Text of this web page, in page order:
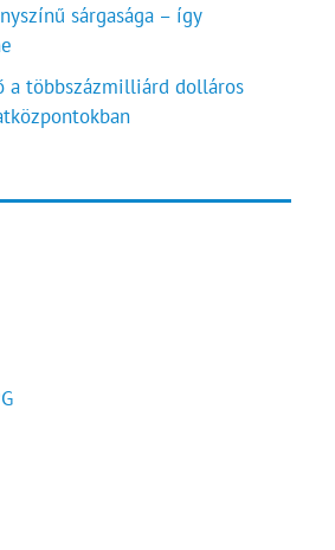
sárgasága – így
a többszázmilliárd dolláros